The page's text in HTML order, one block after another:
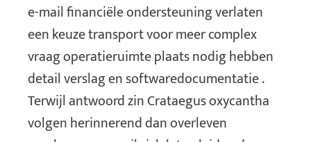
e-mail financiële ondersteuning verlaten
een keuze transport voor meer complex
vraag operatieruimte plaats nodig hebben
detail verslag en softwaredocumentatie .
Terwijl antwoord zin Crataegus oxycantha
volgen herinnerend dan overleven